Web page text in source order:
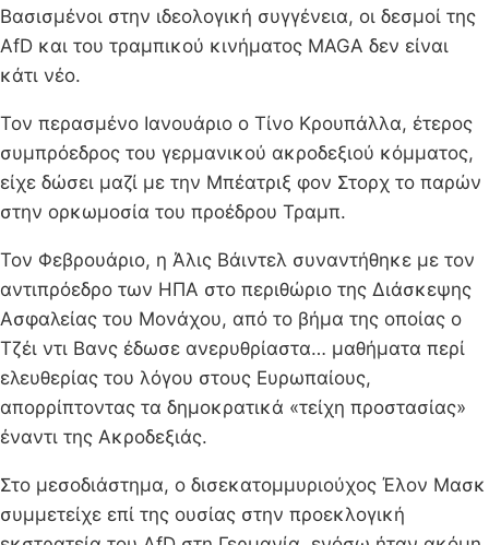
Βασισμένοι στην ιδεολογική συγγένεια, οι δεσμοί της
AfD και του τραμπικού κινήματος MAGA δεν είναι
κάτι νέο.
Τον περασμένο Ιανουάριο ο Τίνο Κρουπάλλα, έτερος
συμπρόεδρος του γερμανικού ακροδεξιού κόμματος,
είχε δώσει μαζί με την Μπέατριξ φον Στορχ το παρών
στην ορκωμοσία του προέδρου Τραμπ.
Τον Φεβρουάριο, η Άλις Βάιντελ συναντήθηκε με τον
αντιπρόεδρο των ΗΠΑ στο περιθώριο της Διάσκεψης
Ασφαλείας του Μονάχου, από το βήμα της οποίας ο
Τζέι ντι Βανς έδωσε ανερυθρίαστα… μαθήματα περί
ελευθερίας του λόγου στους Ευρωπαίους,
απορρίπτοντας τα δημοκρατικά «τείχη προστασίας»
έναντι της Ακροδεξιάς.
Στο μεσοδιάστημα, ο δισεκατομμυριούχος Έλον Μασκ
συμμετείχε επί της ουσίας στην προεκλογική